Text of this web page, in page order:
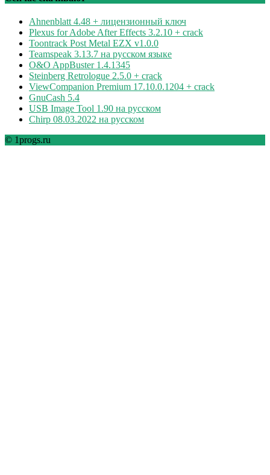
Ahnenblatt 4.48 + лицензионный ключ
Plexus for Adobe After Effects 3.2.10 + crack
Toontrack Post Metal EZX v1.0.0
Teamspeak 3.13.7 на русском языке
O&O AppBuster 1.4.1345
Steinberg Retrologue 2.5.0 + crack
ViewCompanion Premium 17.10.0.1204 + crack
GnuCash 5.4
USB Image Tool 1.90 на русском
Chirp 08.03.2022 на русском
© 1progs.ru